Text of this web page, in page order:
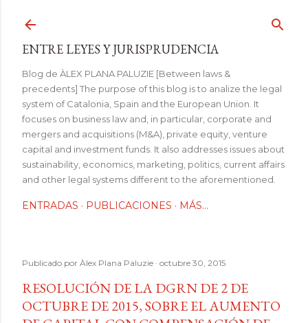
ENTRE LEYES Y JURISPRUDENCIA
Blog de ÀLEX PLANA PALUZIE [Between laws &
precedents] The purpose of this blog is to analize the legal
system of Catalonia, Spain and the European Union. It
focuses on business law and, in particular, corporate and
mergers and acquisitions (M&A), private equity, venture
capital and investment funds. It also addresses issues about
sustainability, economics, marketing, politics, current affairs
and other legal systems different to the aforementioned.
ENTRADAS PUBLICACIONES MÁS…
Publicado por Àlex Plana Paluzie octubre 30, 2015
RESOLUCIÓN DE LA DGRN DE 2 DE
OCTUBRE DE 2015, SOBRE EL AUMENTO